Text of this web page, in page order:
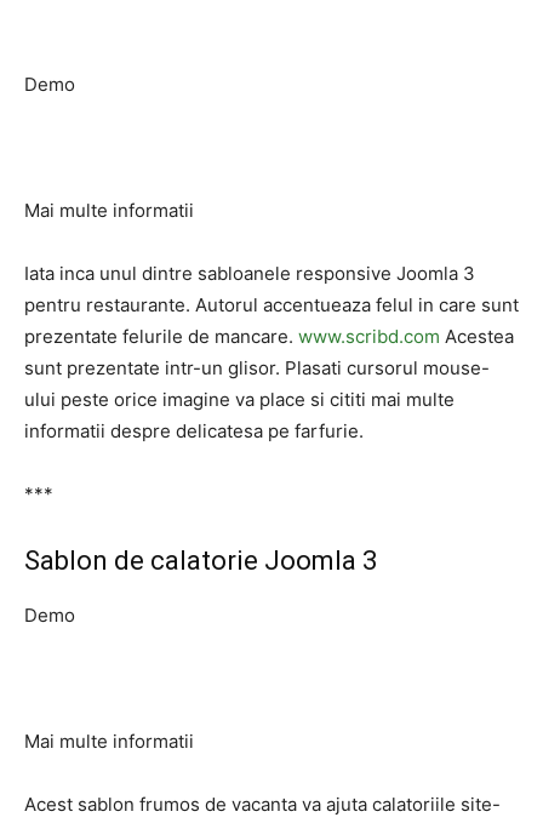
Demo
Mai multe informatii
Iata inca unul dintre sabloanele responsive Joomla 3
pentru restaurante. Autorul accentueaza felul in care sunt
prezentate felurile de mancare. www.scribd.com Acestea
sunt prezentate intr-un glisor. Plasati cursorul mouse-
ului peste orice imagine va place si cititi mai multe
informatii despre delicatesa pe farfurie.
***
Sablon de calatorie Joomla 3
Demo
Mai multe informatii
Acest sablon frumos de vacanta va ajuta calatoriile site-